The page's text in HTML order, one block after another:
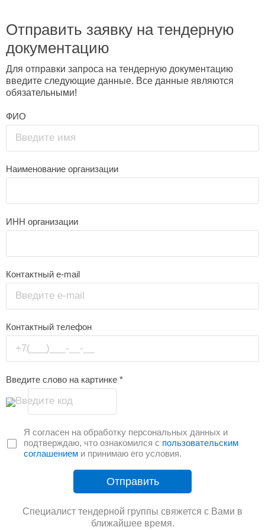
Отправить заявку на тендерную
документацию
Для отправки запроса на тендерную документацию
введите следующие данные. Все данные являются
обязательными!
ФИО
Введите имя
Наименование организации
ИНН организации
Контактный e-mail
Введите e-mail
Контактный телефон
+7(___)___-__-__
Введите слово на картинке *
Введите код
Я согласен на обработку персональных данных и
подтверждаю, что ознакомился с пользовательским
соглашением и принимаю его условия.
Отправить
Специалист тендерной группы свяжется с Вами в
ближайшее время.